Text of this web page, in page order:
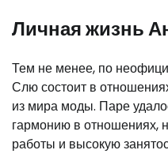
Личная жизнь
Тем не менее, по
Слю состоит в
из мира моды. Паре
гармонию в отношениях,
работы и высокую